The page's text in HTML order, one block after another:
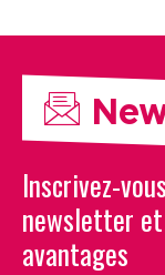
Inscrivez-
newsletter
avantages